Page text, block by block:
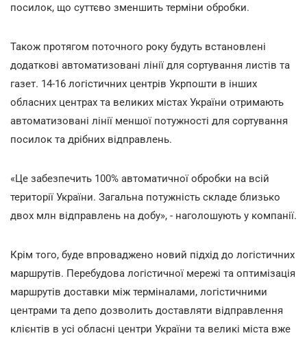
посилок, що суттєво зменшить терміни обробки.
Також протягом поточного року будуть встановлені
додаткові автоматизовані лінії для сортування листів та
газет. 14-16 логістичних центрів Укрпошти в інших
обласних центрах та великих містах України отримають
автоматизовані лінії меншої потужності для сортування
посилок та дрібних відправлень.
«Це забезпечить 100% автоматичної обробки на всій
території України. Загальна потужність складе близько
двох млн відправлень на добу», - наголошують у компанії.
Крім того, буде впроваджено новий підхід до логістичних
маршрутів. Перебудова логістичної мережі та оптимізація
маршрутів доставки між терміналами, логістичними
центрами та депо дозволить доставляти відправлення
клієнтів в усі обласні центри України та великі міста вже